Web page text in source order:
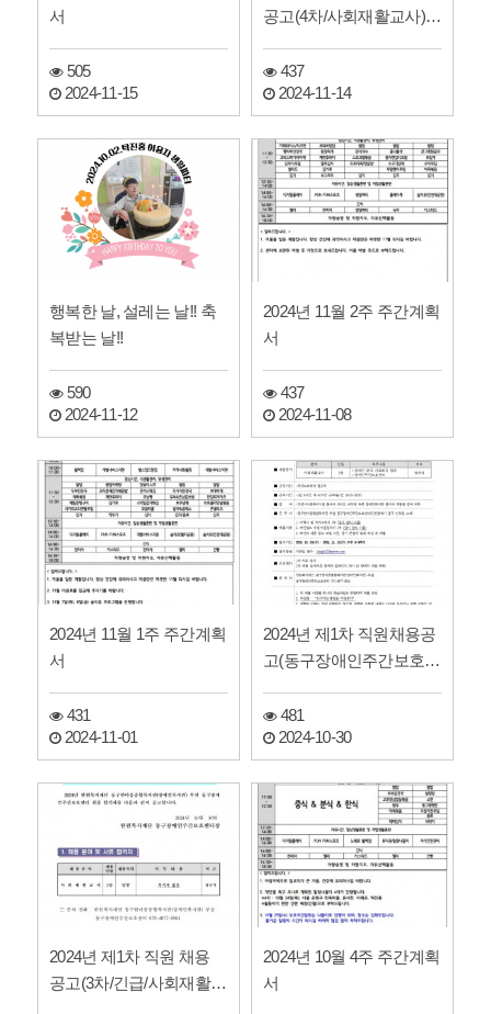
서
505
2024-11-15
공고(4차/사회재활교사)에
437
2024-11-14
행복한 날, 설레는 날!! 축
복받는 날!!
590
2024-11-12
2024년 11월 2주 주간계획
서
437
2024-11-08
2024년 11월 1주 주간계획
서
431
2024-11-01
2024년 제1차 직원채용공
고(동구장애인주간보호센
481
2024-10-30
2024년 제1차 직원 채용
공고(3차/긴급/사회재활교
2024년 10월 4주 주간계획
서